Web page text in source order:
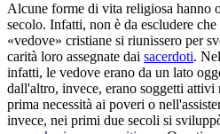
Alcune forme di vita religiosa hanno
secolo. Infatti, non è da escludere
«vedove» cristiane si riunissero per
carità loro assegnate dai sacerdoti.
infatti, le vedove erano da un lato
dall'altro, invece, erano soggetti
prima necessità ai poveri o
invece, nei primi due secoli si